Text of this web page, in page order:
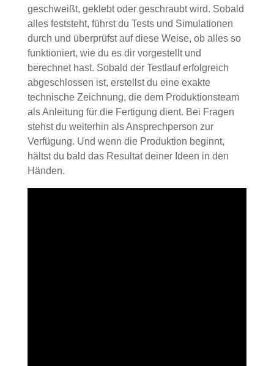
geschweißt, geklebt oder geschraubt wird. Sobald
alles feststeht, führst du Tests und Simulationen
durch und überprüfst auf diese Weise, ob alles so
funktioniert, wie du es dir vorgestellt und
berechnet hast. Sobald der Testlauf erfolgreich
abgeschlossen ist, erstellst du eine exakte
technische Zeichnung, die dem Produktionsteam
als Anleitung für die Fertigung dient. Bei Fragen
stehst du weiterhin als Ansprechperson zur
Verfügung. Und wenn die Produktion beginnt,
hältst du bald das Resultat deiner Ideen in den
Händen.